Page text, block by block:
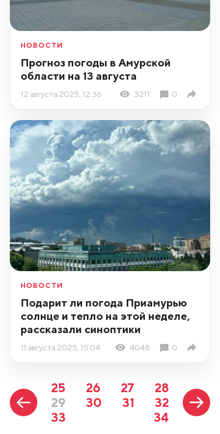
НОВОСТИ
Прогноз погоды в Амурской
области на 13 августа
12 августа 2025, 12:36 3211 0
НОВОСТИ
Подарит ли погода Приамурью
солнце и тепло на этой неделе,
рассказали синоптики
11 августа 2025, 15:04 4048 0
25 26 27
28
29
30 31
32
33
34